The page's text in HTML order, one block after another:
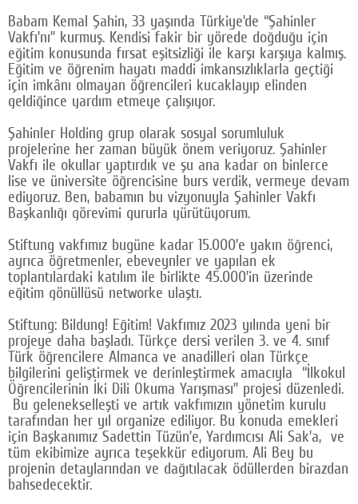
Babam Kemal Şahin, 33 yaşında Türkiye’de “Şahinler
Vakfı’nı” kurmuş. Kendisi fakir bir yörede doğduğu için
eğitim konusunda fırsat eşitsizliği ile karşı karşıya kalmış.
Eğitim ve öğrenim hayatı maddi imkansızlıklarla geçtiği
için imkânı olmayan öğrencileri kucaklayıp elinden
geldiğince yardım etmeye çalışıyor.
Şahinler Holding grup olarak sosyal sorumluluk
projelerine her zaman büyük önem veriyoruz. Şahinler
Vakfı ile okullar yaptırdık ve şu ana kadar on binlerce
lise ve üniversite öğrencisine burs verdik, vermeye devam
ediyoruz. Ben, babamın bu vizyonuyla Şahinler Vakfı
Başkanlığı görevimi gururla yürütüyorum.
Stiftung vakfımız bugüne kadar 15.000’e yakın öğrenci,
ayrıca öğretmenler, ebeveynler ve yapılan ek
toplantılardaki katılım ile birlikte 45.000’in üzerinde
eğitim gönüllüsü networke ulaştı.
Stiftung: Bildung! Eğitim! Vakfımız 2023 yılında yeni bir
projeye daha başladı. Türkçe dersi verilen 3. ve 4. sınıf
Türk öğrencilere Almanca ve anadilleri olan Türkçe
bilgilerini geliştirmek ve derinleştirmek amacıyla “İlkokul
Öğrencilerinin İki Dili Okuma Yarışması” projesi düzenledi.
Bu gelenekselleşti ve artık vakfımızın yönetim kurulu
tarafından her yıl organize ediliyor. Bu konuda emekleri
için Başkanımız Sadettin Tüzün’e, Yardımcısı Ali Sak’a, ve
tüm ekibimize ayrıca teşekkür ediyorum. Ali Bey bu
projenin detaylarından ve dağıtılacak ödüllerden birazdan
bahsedecektir.